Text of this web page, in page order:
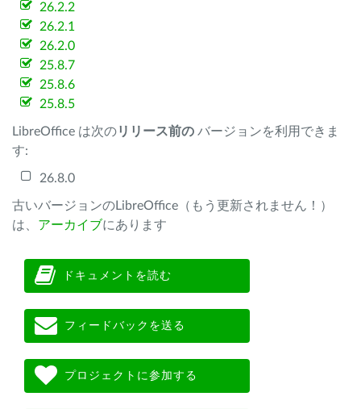
26.2.2
26.2.1
26.2.0
25.8.7
25.8.6
25.8.5
LibreOffice は次のリリース前の バージョンを利用できま
す:
26.8.0
古いバージョンのLibreOffice（もう更新されません！）
は、 アーカイブにあります
ドキュメントを読む
フィードバックを送る
プロジェクトに参加する